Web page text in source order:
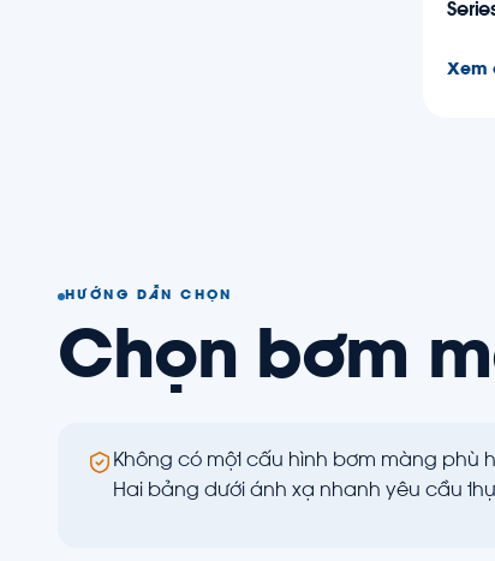
Xem
HƯỚNG DẪN CHỌN
Chọn bơm
Không có một cấu hình bơm màng phù
Hai bảng dưới ánh xạ nhanh yêu cầu